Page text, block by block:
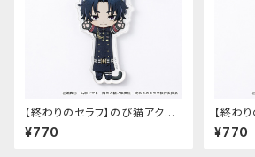
【終わりのセラフ】のび猫アクリ
ルキーホルダー（一瀬グレン）
¥770
【終わ
ルキー
¥770